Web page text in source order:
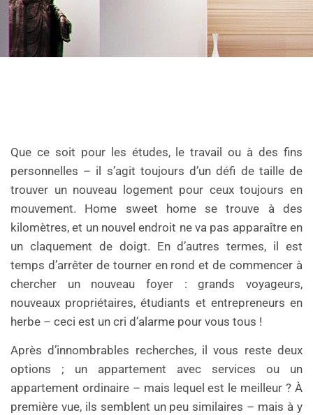
Que ce soit pour les études, le travail ou à des fins
personnelles – il s’agit toujours d’un défi de taille de
trouver un nouveau logement pour ceux toujours en
mouvement. Home sweet home se trouve à des
kilomètres, et un nouvel endroit ne va pas apparaître en
un claquement de doigt. En d’autres termes, il est
temps d’arrêter de tourner en rond et de commencer à
chercher un nouveau foyer : grands voyageurs,
nouveaux propriétaires, étudiants et entrepreneurs en
herbe – ceci est un cri d’alarme pour vous tous !
Après d’innombrables recherches, il vous reste deux
options ; un appartement avec services ou un
appartement ordinaire – mais lequel est le meilleur ? À
première vue, ils semblent un peu similaires – mais à y